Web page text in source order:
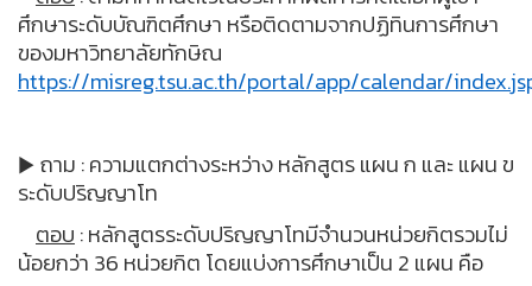
ศึกษาระดับบัณฑิตศึกษา หรือติดตามจากปฏิทินการศึกษา
ของมหาวิทยาลัยทักษิณ
https://misreg.tsu.ac.th/portal/app/calendar/
▶ ถาม : ความแตกต่างระหว่าง หลักสูตร แผน ก และ แผน ข
ระดับปริญญาโท
ตอบ : หลักสูตรระดับปริญญาโทมีจํานวนหน่วยกิตรวมไม่
น้อยกว่า 36 หน่วยกิต โดยแบ่งการศึกษาเป็น 2 แผน คือ